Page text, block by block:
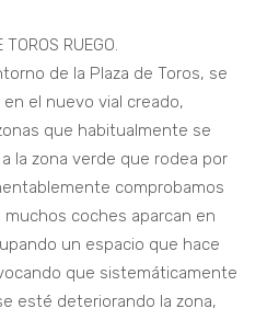
RUEGO.
de la Plaza de Toros, se
el nuevo vial creado,
que habitualmente se
la zona verde que rodea por
comprobamos
coches aparcan en
un espacio que hace
que sistemáticamente
esté deteriorando la zona,